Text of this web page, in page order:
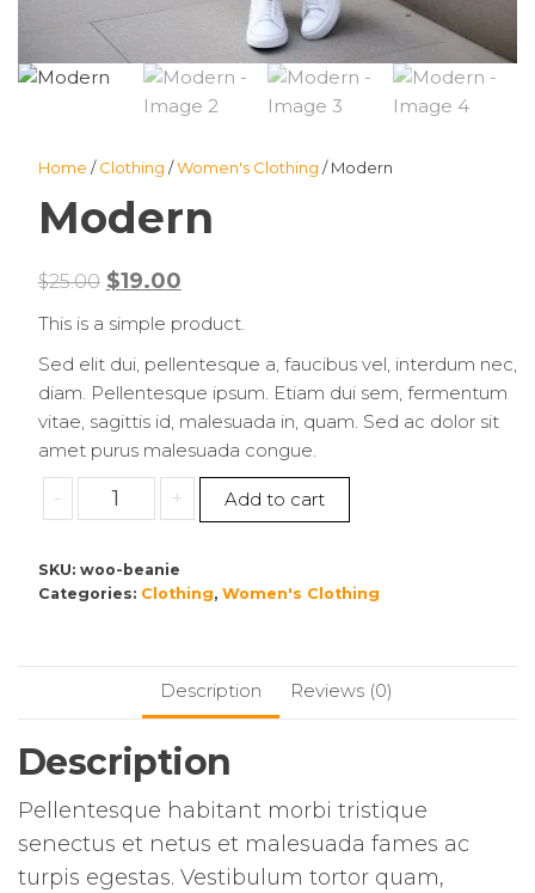
Home /Clothing /Women's Clothing / Modern
Modern
$25.00 $19.00
This is a simple product.
Sed elit dui, pellentesque a, faucibus vel, interdum nec,
diam. Pellentesque ipsum. Etiam dui sem, fermentum
vitae, sagittis id, malesuada in, quam. Sed ac dolor sit
amet purus malesuada congue.
- + Add to cart
SKU: woo-beanie
Categories: Clothing, Women's Clothing
Description Reviews (0)
Description
Pellentesque habitant morbi tristique
senectus et netus et malesuada fames ac
turpis egestas. Vestibulum tortor quam,